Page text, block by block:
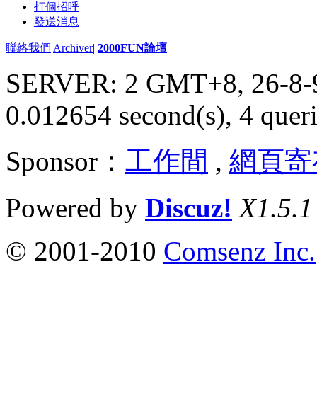
打個招呼
發送消息
聯絡我們|Archiver| 2000FUN論壇
SERVER: 2 GMT+8, 26-
0.012654 second(s), 4
Sponsor： 工作間 , 網頁
Powered by Discuz! X1.5.1
© 2001-2010 Comsenz Inc.